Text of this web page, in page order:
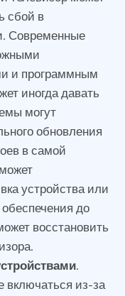
сбой в
Современные
и программным
иногда давать
могут
обновления
в самой
устройства или
до
восстановить
.
включаться из-за